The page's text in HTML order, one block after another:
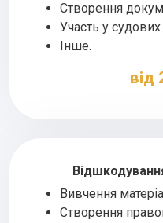
Створення
Участь у судових
Інше.
від
Вивчення
Створення